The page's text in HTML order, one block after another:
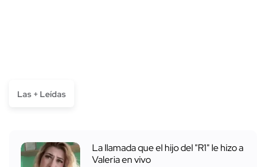
Las + Leídas
La llamada que el hijo del "R1" le hizo a
Valeria en vivo